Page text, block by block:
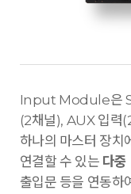
Input Module은
(2채널), AUX 입력
하나의 마스터 장치
연결할 수 있는 다중
출입문 등을 연동하